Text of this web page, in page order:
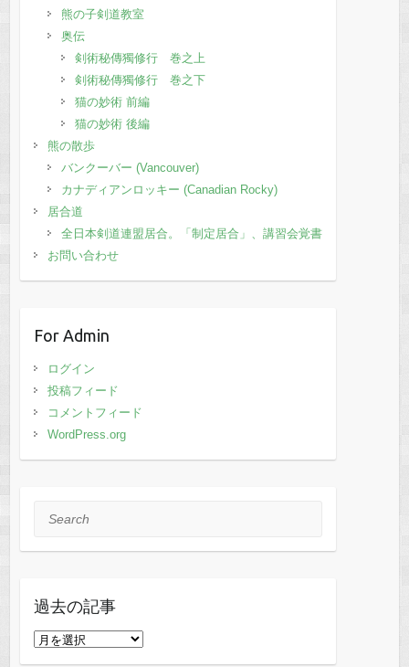
熊の子剣道教室
奥伝
剣術秘傳獨修行 巻之上
剣術秘傳獨修行 巻之下
猫の妙術 前編
猫の妙術 後編
熊の散歩
バンクーバー (Vancouver)
カナディアンロッキー (Canadian Rocky)
居合道
全日本剣道連盟居合。「制定居合」、講習会覚書
お問い合わせ
For Admin
ログイン
投稿フィード
コメントフィード
WordPress.org
Search
過去の記事
過